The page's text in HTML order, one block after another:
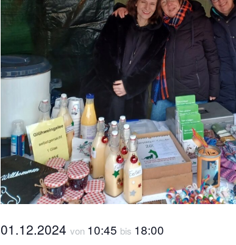
01.12.2024 von 10:45 bis 18:00